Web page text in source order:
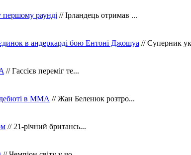
першому раунді // Ірландець отримав ...
в андеркарді бою Ентоні Джошуа // Суперник
// Гассієв переміг те...
дебюті в ММА // Жан Беленюк розтро...
// 21-річний британсь...